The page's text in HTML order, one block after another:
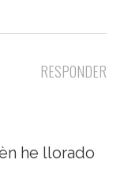
RESPONDER
he llorado